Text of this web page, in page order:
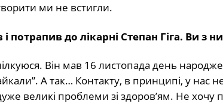
ми не встигли.
потрапив до лікарні Степан Гіга. Ви з
Він мав 16 листопада день
А так… Контакту, в принципі, у нас
великі проблеми зі здоров’ям. Не хочу